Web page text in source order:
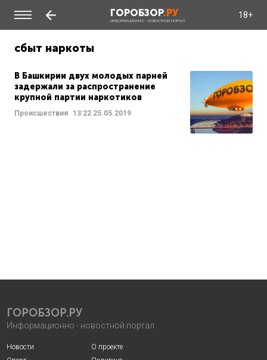
ГОРОБЗОР.РУ
ИНФОРМАЦИОННО - НОВОСТНОЙ ПОРТАЛ
18+
сбыт наркоты
В Башкирии двух молодых парней
задержали за распространение
крупной партии наркотиков
Происшествия 13:22 25.05.2019
ГОРОБЗОР.РУ
Информационно - новостной портал
Новости
О проекте